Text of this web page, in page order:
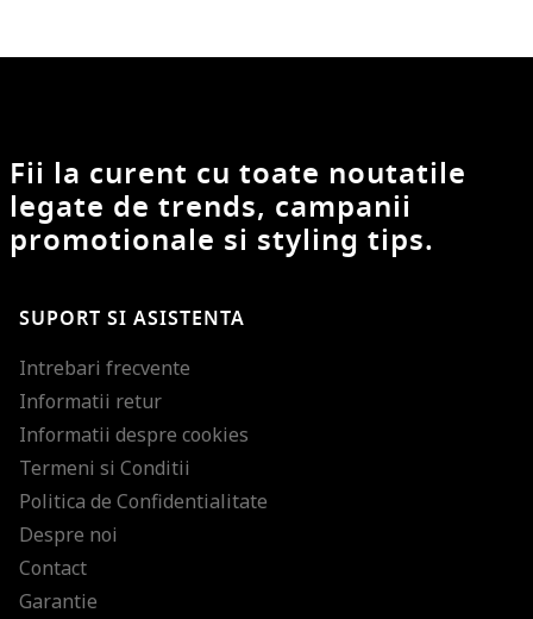
Fii la curent cu toate noutatile
legate de trends, campanii
promotionale si styling tips.
SUPORT SI ASISTENTA
Intrebari frecvente
Informatii retur
Informatii despre cookies
Termeni si Conditii
Politica de Confidentialitate
Despre noi
Contact
Garantie